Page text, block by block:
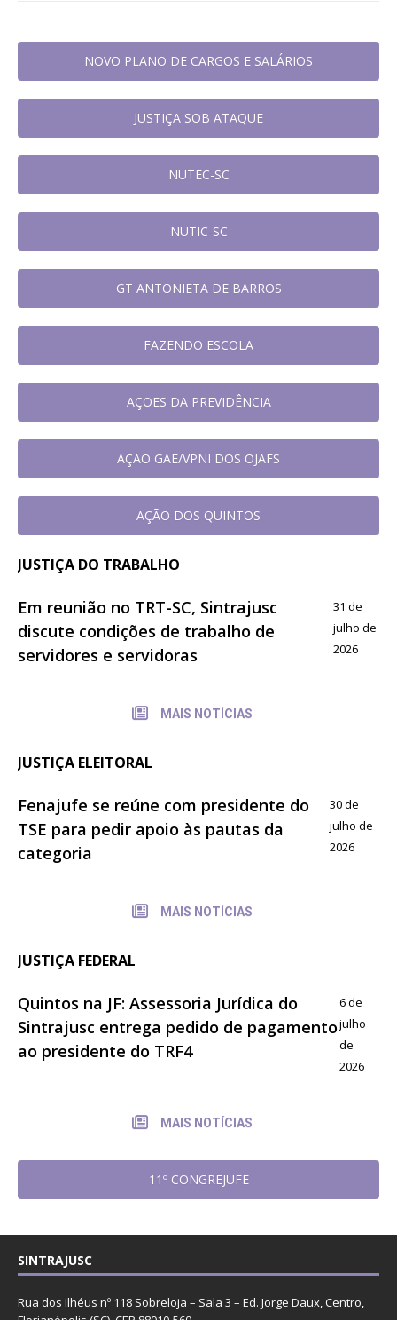
NOVO PLANO DE CARGOS E SALÁRIOS
JUSTIÇA SOB ATAQUE
NUTEC-SC
NUTIC-SC
GT ANTONIETA DE BARROS
FAZENDO ESCOLA
AÇOES DA PREVIDÊNCIA
AÇAO GAE/VPNI DOS OJAFS
AÇÃO DOS QUINTOS
JUSTIÇA DO TRABALHO
Em reunião no TRT-SC, Sintrajusc
discute condições de trabalho de
servidores e servidoras
31 de
julho de
2026
MAIS NOTÍCIAS
JUSTIÇA ELEITORAL
Fenajufe se reúne com presidente do
TSE para pedir apoio às pautas da
categoria
30 de
julho de
2026
MAIS NOTÍCIAS
JUSTIÇA FEDERAL
Quintos na JF: Assessoria Jurídica do
Sintrajusc entrega pedido de pagamento
ao presidente do TRF4
6 de
julho
de
2026
MAIS NOTÍCIAS
11º CONGREJUFE
SINTRAJUSC
Rua dos Ilhéus nº 118 Sobreloja – Sala 3 – Ed. Jorge Daux, Centro,